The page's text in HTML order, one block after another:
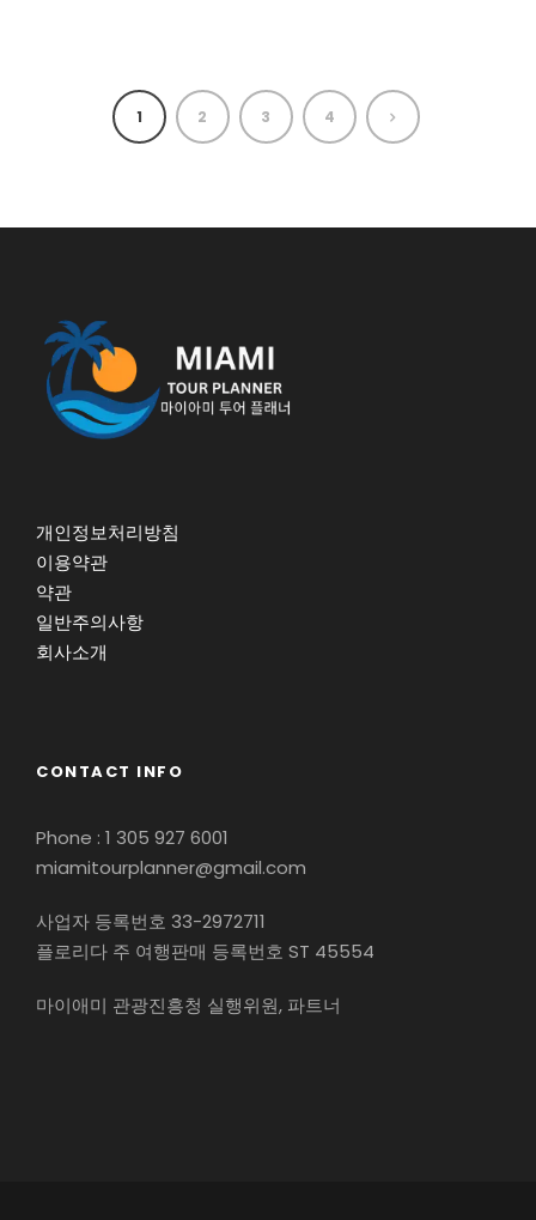
1 2 3 4
개인정보처리방침
이용약관
약관
일반주의사항
회사소개
CONTACT INFO
Phone : 1 305 927 6001
miamitourplanner@gmail.com
사업자 등록번호 33-2972711
플로리다 주 여행판매 등록번호 ST 45554
마이애미 관광진흥청 실행위원, 파트너